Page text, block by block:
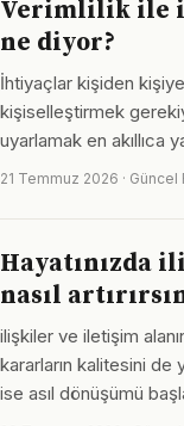
Verimlilik ile
ne diyor?
İhtiyaçlar kişiden
kişiselleştirmek
uyarlamak en akıllıca
21 Temmuz 2026 · Güncel
Hayatınızda
nasıl
ilişkiler ve iletişim
kararların kalitesini de
ise asıl dönüşümü